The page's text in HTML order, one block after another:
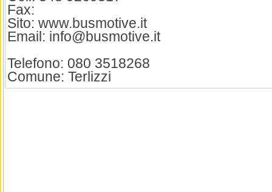
Fax:
Sito: www.busmotive.it
Email: info@busmotive.it
Telefono: 080 3518268
Comune: Terlizzi